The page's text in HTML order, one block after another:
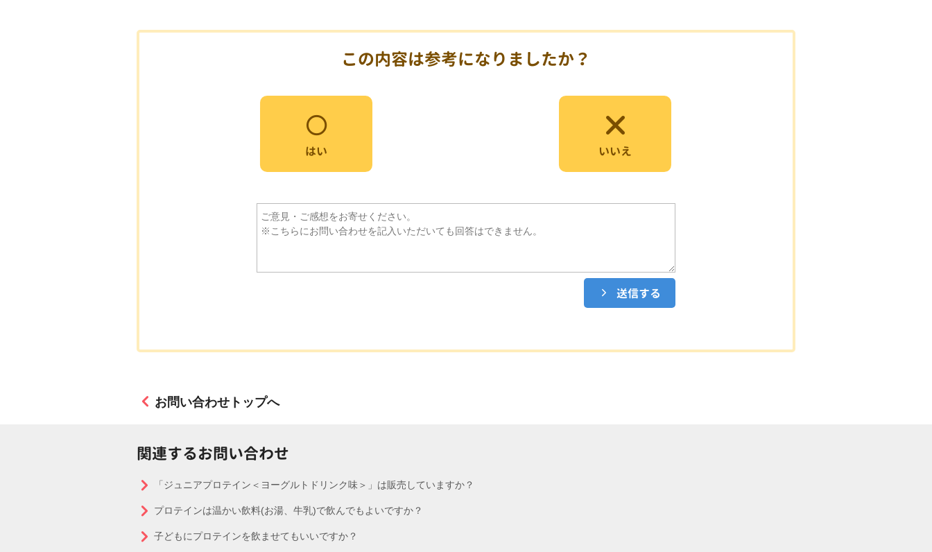
この内容は参考になりましたか？
はい いいえ
送信する
お問い合わせトップへ
関連するお問い合わせ
「ジュニアプロテイン＜ヨーグルトドリンク味＞」は販売していますか？
プロテインは温かい飲料(お湯、牛乳)で飲んでもよいですか？
子どもにプロテインを飲ませてもいいですか？